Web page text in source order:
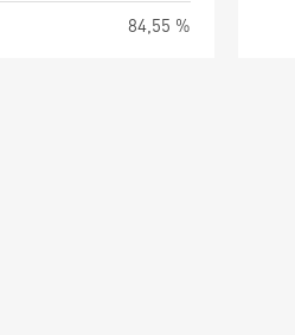
84,55 %